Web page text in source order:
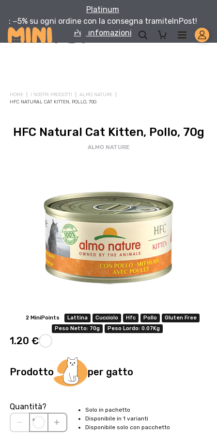
Platinum
: −5% su ogni ordine con la consegna tramiteInPost!
Per infomazioni
HOME I NOSTRI PRODOTTI
ALMO NATURE
HFC NATURAL CAT KITTEN, POLLO, 70G
HFC Natural Cat Kitten, Pollo, 70g
ALMO NATURE
2 MiniPoints Lattina Cucciolo Hfc Pollo
Gluten Free
Peso Netto: 70g
Peso Lordo: 0.07Kg
1.20 €
Prodotto per gatto
Quantità?
Solo in pachetto
Disponibile in 1 varianti
Disponibile solo con pacchetto
Aggiungi un prodotto Platinum al carrello e ricevi il 5
Offerta valida solo con consegna InPost, fino al 16
agosto 2026.
· Sconto: 5% riservato esclusivamente ai prodotti a marchio
· Condizione di validità: lo sconto è applicabile solo se il cliente
seleziona la spedizione InPost.
· Durata: offerta valida per 2 settimane dal lancio 2–16 agosto 2026 .
· Effetto sul carrello: una volta aggiunto un prodotto Platinum in
offerta, l’intero carrello viene spedito tramite InPost (non più
kg complessivi (peso lordo dei prodotti).